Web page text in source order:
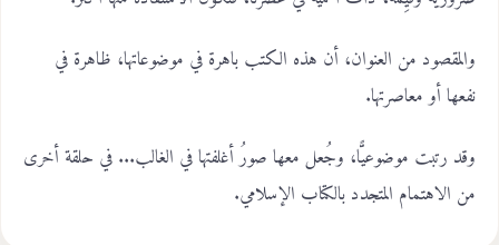
والمقصود من العنوان، أن هذه الكتب باهرة في موضوعاتها، ظاهرة في
نفعها أو معاصرتها.
وقد رتبت موضوعيًّا، وجُعل معها صورُ أغلفتها في الغالب... في حلقة أخرى
من الاهتمام المتجدد بالكتاب الإسلامي.